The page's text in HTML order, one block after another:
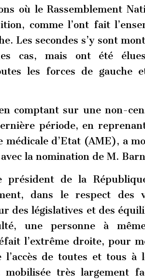
où le Rassemblement
comme l’ont fait
Les secondes s’y sont
cas, mais ont été
les forces de gauche
comptant sur une non-
période, en
médicale d’Etat (AME), a
la nomination de M.
de la
dans le respect des
des législatives et des
une personne à
l’extrême droite, pour
de toutes et tous à
très largement